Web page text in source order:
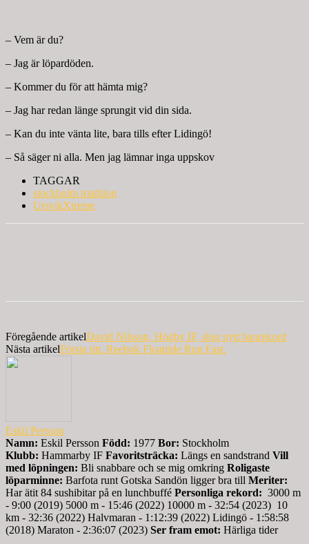
– Vem är du?
– Jag är löpardöden.
– Kommer du för att hämta mig?
– Jag har redan länge sprungit vid din sida.
– Kan du inte vänta lite, bara tills efter Lidingö!
– Så säger ni alla. Men jag lämnar inga uppskov
TAGGAR
stockholm triathlon
UrsvikXtreme
Föregående artikelDavid Nilsson, Högby IF, slog nytt banrekord
Nästa artikelFörsta titt. Reebok Floatride Run Fast.
Eskil Persson
Namn: Eskil Persson Född: 1977 Bor: Stockholm
Klubb: Hammarby IF Favoritsträcka: Längs en sandstrand Vill
med löpningen: Bli snabbare och se mig omkring Roligaste
löparminne: Barfota runt Gotska Sandön ligger bra till Meriter:
Har ätit 84 sushibitar på en lunchbuffé Personliga rekord: 3000 m
- 9:00 (2019) 5000 m - 15:46 (2022) 10000 m - 32:54 (2023) 10
km - 32:36 (2022) Halvmaran - 1:12:39 (2022) Lidingö - 1:58:58
(2018) Maraton - 2:36:07 (2023) Ser fram emot: Härliga tider